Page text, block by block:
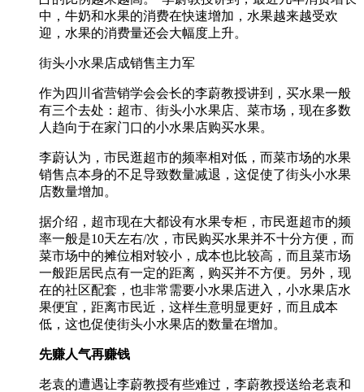
中，牛奶和水果的消费在快速增加，水果越来越受欢
迎，水果的消费量还会大幅度上升。
街头小水果店成销售主力军
作为四川省营销学会会长的李蔚教授讲到，买水果一般
有三个去处：超市、街头小水果店、菜市场，现在多数
人趋向于在家门口的小水果店购买水果。
李蔚认为，市民逛超市的频率相对低，而菜市场的水果
销售点本身的不足导致数量减退，这促使了街头小水果
店数量增加。
据介绍，超市现在大都设有水果专柜，市民逛超市的频
率一般是10天左右/次，市民购买水果并不十分方便，而
菜市场中的摊位相对较小，成本也比较高，而且菜市场
一般距居民点有一定的距离，购买并不方便。另外，现
在的社区配套，也非常需要小水果店进入，小水果店水
果便宜，距离市民近，这样生意明显更好，而且成本
低，这也促使街头小水果店的数量在增加。
先赚人气再赚钱
老袁的遭遇让李蔚教授有些难过，李蔚教授送给老袁和